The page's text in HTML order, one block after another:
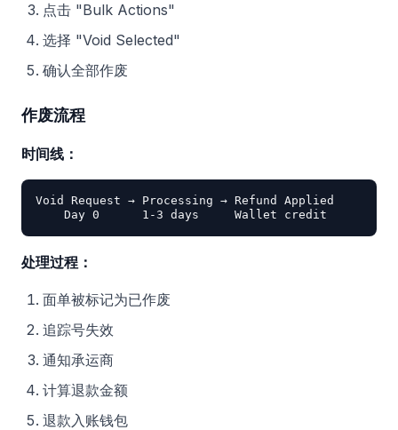
点击 "Bulk Actions"
选择 "Void Selected"
确认全部作废
作废流程
时间线：
Void Request → Processing → Refund Applied
处理过程：
面单被标记为已作废
追踪号失效
通知承运商
计算退款金额
退款入账钱包